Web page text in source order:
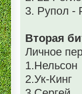
3. Рупол -
Вторая
Личное
1.Нельсон
2.Ук-Кинг